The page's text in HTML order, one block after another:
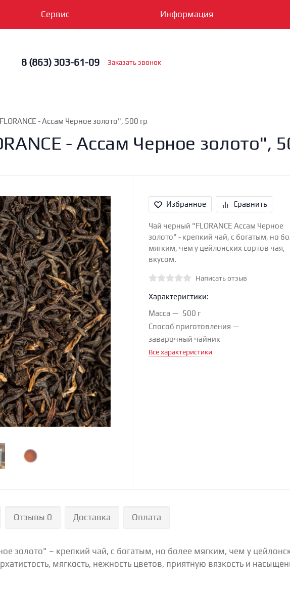
Сервис Информация
8 (863) 303-61-09 Заказать звонок
- Ассам Черное золото", 500 гр
- Ассам Черное золото",
Избранное Сравнить
Чай черный "FLORANCE Ассам Черное
золото" - крепкий чай, с богатым, но
мягким, чем у цейлонских сортов чая,
вкусом.
Написать отзыв
Характеристики:
Масса
500 г
Способ приготовления
заварочный чайник
Все характеристики
Отзывы 0 Доставка Оплата
золото" – крепкий чай, с богатым, но более мягким, чем у
мягкость, нежность цветов, приятную вязкость и